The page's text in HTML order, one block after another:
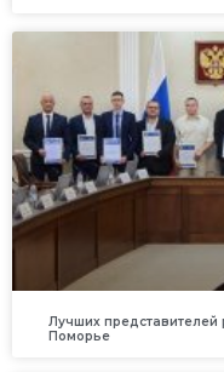
Лучших
Поморье